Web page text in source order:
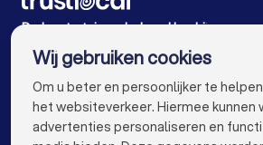
Tuinonderhoud bedrijven
Tuinonderhoud bedrijven in
Tuinonderhoud bedrijven in
Tuinonderhoud bedrijven in
De beste tuinonderhoud bedrijven voor
Wij gebruiken cookies
Om u beter en persoonlijker te
het websiteverkeer. Hiermee kunnen
advertenties personaliseren en